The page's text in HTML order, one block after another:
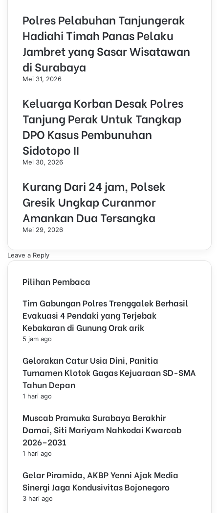
Polres Pelabuhan Tanjungerak
Hadiahi Timah Panas Pelaku
Jambret yang Sasar Wisatawan
di Surabaya
Mei 31, 2026
Keluarga Korban Desak Polres
Tanjung Perak Untuk Tangkap
DPO Kasus Pembunuhan
Sidotopo II
Mei 30, 2026
Kurang Dari 24 jam, Polsek
Gresik Ungkap Curanmor
Amankan Dua Tersangka
Mei 29, 2026
Leave a Reply
Pilihan Pembaca
Tim Gabungan Polres Trenggalek Berhasil
Evakuasi 4 Pendaki yang Terjebak
Kebakaran di Gunung Orak arik
5 jam ago
Gelorakan Catur Usia Dini, Panitia
Turnamen Klotok Gagas Kejuaraan SD-SMA
Tahun Depan
1 hari ago
Muscab Pramuka Surabaya Berakhir
Damai, Siti Mariyam Nahkodai Kwarcab
2026–2031
1 hari ago
Gelar Piramida, AKBP Yenni Ajak Media
Sinergi Jaga Kondusivitas Bojonegoro
3 hari ago